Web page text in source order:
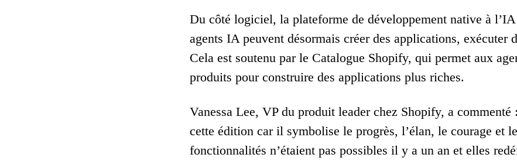
Du côté logiciel, la plateforme de développement native à
agents IA peuvent désormais créer des applications, exécuter
Cela est soutenu par le Catalogue Shopify, qui permet aux
produits pour construire des applications plus riches.
Vanessa Lee, VP du produit leader chez Shopify, a
cette édition car il symbolise le progrès, l’élan, le courage et
fonctionnalités n’étaient pas possibles il y a un an et elles